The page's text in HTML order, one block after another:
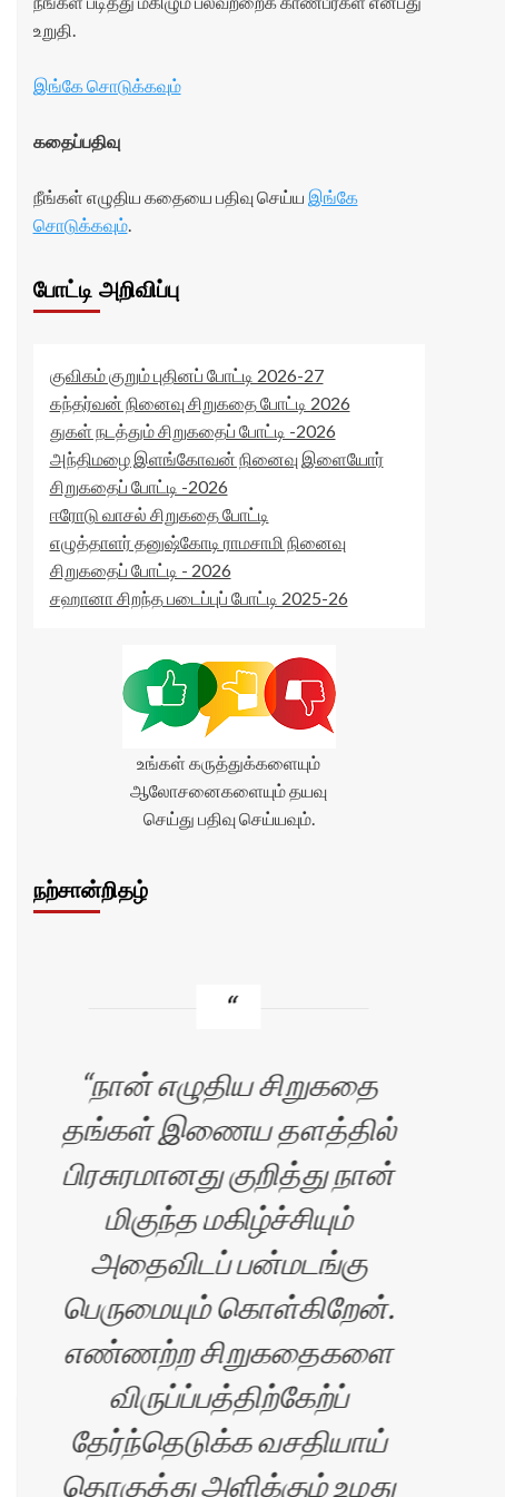
உறுதி.
இங்கே சொடுக்கவும்
கதைப்பதிவு
நீங்கள் எழுதிய கதையை பதிவு செய்ய இங்கே
சொடுக்கவும்.
போட்டி அறிவிப்பு
குவிகம் குறும் புதினப் போட்டி 2026-27
கந்தர்வன் நினைவு சிறுகதை போட்டி 2026
துகள் நடத்தும் சிறுகதைப் போட்டி -2026
அந்திமழை இளங்கோவன் நினைவு இளையோர்
சிறுகதைப் போட்டி -2026
ஈரோடு வாசல் சிறுகதை போட்டி
எழுத்தாளர் தனுஷ்கோடி ராமசாமி நினைவு
சிறுகதைப் போட்டி - 2026
சஹானா சிறந்த படைப்புப் போட்டி 2025-26
உங்கள் கருத்துக்களையும்
ஆலோசனைகளையும் தயவு
செய்து பதிவு செய்யவும்.
நற்சான்றிதழ்
நான் எழுதிய சிறுகதை
தங்கள் இணைய தளத்தில்
பிரசுரமானது குறித்து நான்
மிகுந்த மகிழ்ச்சியும்
அதைவிடப் பன்மடங்கு
பெருமையும் கொள்கிறேன்.
எண்ணற்ற சிறுகதைகளை
விருப்ப்பத்திற்கேற்ப்
தேர்ந்தெடுக்க வசதியாய்
தொகுத்து அளிக்கும் உமது